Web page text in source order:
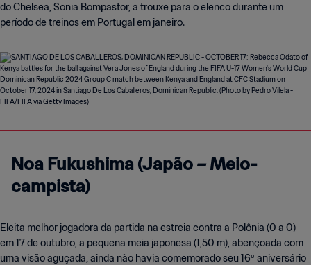
do Chelsea, Sonia Bompastor, a trouxe para o elenco durante um
período de treinos em Portugal em janeiro.
Noa Fukushima (Japão – Meio-
campista)
Eleita melhor jogadora da partida na estreia contra a Polônia (0 a 0)
em 17 de outubro, a pequena meia japonesa (1,50 m), abençoada com
uma visão aguçada, ainda não havia comemorado seu 16º aniversário